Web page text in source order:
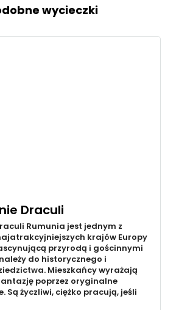
wycieczki
Draculi
Rumunia jest jednym z
krajów Europy
przyrodą i gościnnymi
do historycznego i
Mieszkańcy wyrażają
poprzez oryginalne
Są życzliwi, ciężko pracują, jeśli